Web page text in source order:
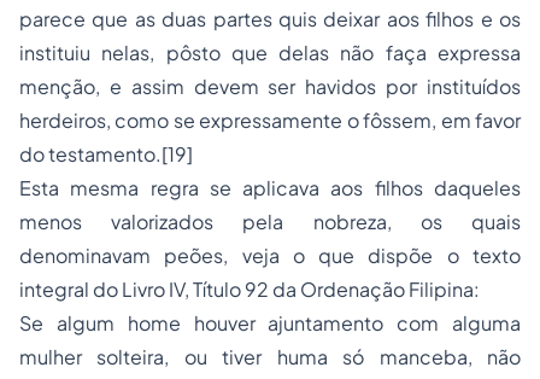
parece que as duas partes quis deixar aos filhos e os
instituiu nelas, pôsto que delas não faça expressa
menção, e assim devem ser havidos por instituídos
herdeiros, como se expressamente o fôssem, em favor
do testamento.[19]
Esta mesma regra se aplicava aos filhos daqueles
menos valorizados pela nobreza, os quais
denominavam peões, veja o que dispõe o texto
integral do Livro IV, Título 92 da Ordenação Filipina:
Se algum home houver ajuntamento com alguma
mulher solteira, ou tiver huma só manceba, não